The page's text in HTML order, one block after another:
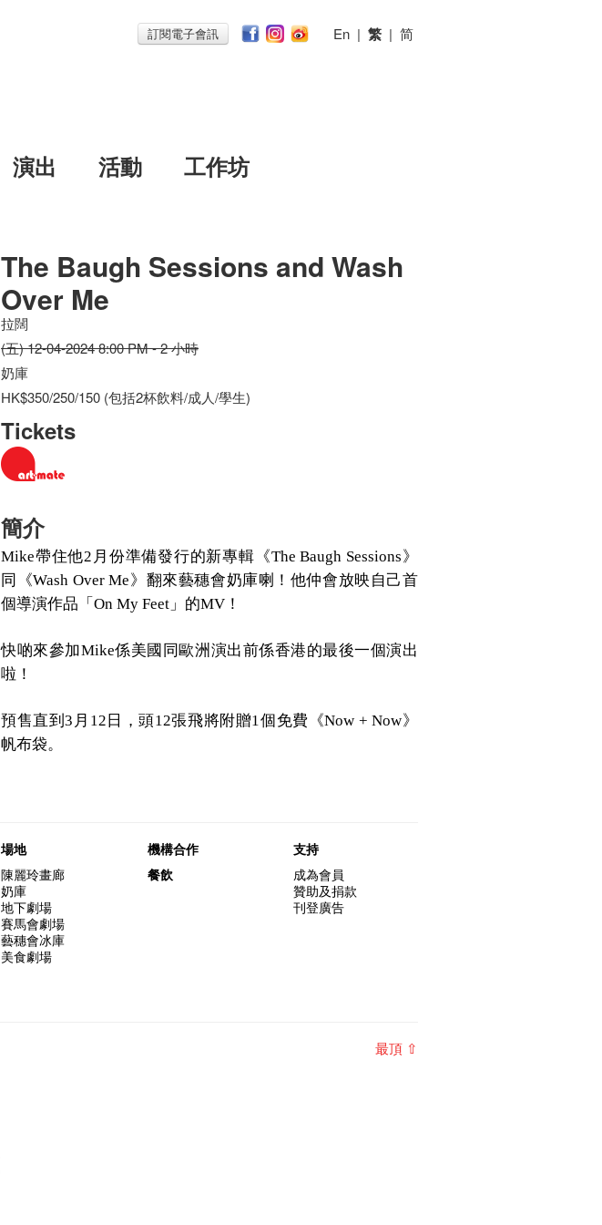
訂閱電子會訊 En | 繁 | 简
演出 活動
工作坊
The Baugh Sessions and Wash
Over Me
拉闊
(五) 12-04-2024 8:00 PM - 2 小時
奶庫
HK$350/250/150 (包括2杯飲料/成人/學生)
Tickets
簡介
Mike帶住他2 月份準備發行的新專輯《The Baugh Sessions》
同《Wash Over Me》翻來藝穗會奶庫喇！他仲會放映自己首
個導演作品「On My Feet 」的MV ！
快啲來參加Mike係美國同歐洲演出前係香港的最後一個演出
啦！
預售直到3 月 12日，頭12張飛將附贈1 個免費《Now + Now》
帆布袋。
場地
陳麗玲畫廊
奶庫
地下劇場
賽馬會劇場
藝穗會冰庫
美食劇場
機構合作
餐飲
支持
成為會員
贊助及捐款
刊登廣告
最頂 ⇧